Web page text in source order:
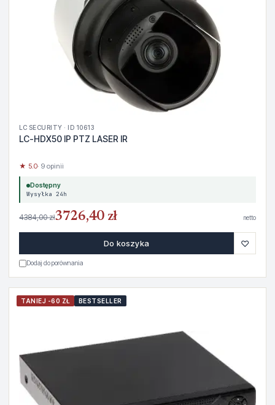
LC SECURITY · ID 10613
LC-HDX50 IP PTZ LASER IR
★ 5.0· 9 opinii
Dostępny
Wysyłka 24h
4384,00 zł3726,40 zł netto
Do koszyka ♡
Dodaj do porównania
TANIEJ -60 ZŁ BESTSELLER